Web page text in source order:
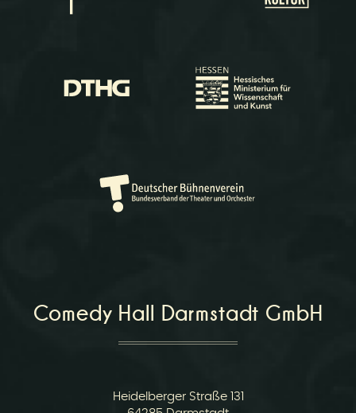
Comedy Hall Darmstadt GmbH
Heidelberger Straße 131